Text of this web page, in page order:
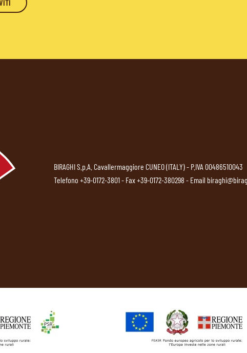
BIRAGHI S.p.A. Cavallermaggiore CUNEO (ITALY) - P.IVA 00486510043
Telefono +39-0172-3801- Fax +39-0172-380298 - Email